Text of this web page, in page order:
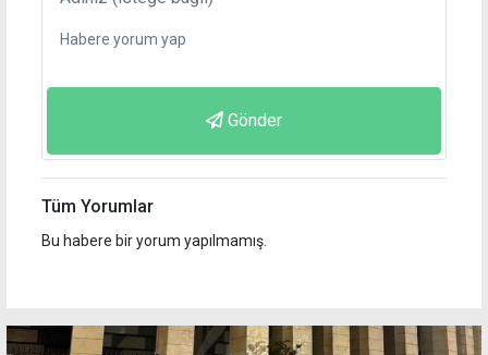
Gönder
Tüm Yorumlar
Bu habere bir yorum yapılmamış.